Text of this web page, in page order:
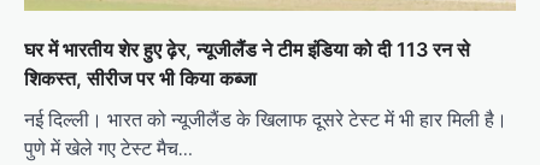
घर में भारतीय शेर हुए ढ़ेर, न्यूजीलैंड ने टीम इंडिया को दी 113 रन से
शिकस्त, सीरीज पर भी किया कब्जा
नई दिल्ली। भारत को न्यूजीलैंड के खिलाफ दूसरे टेस्ट में भी हार मिली है।
पुणे में खेले गए टेस्ट मैच…